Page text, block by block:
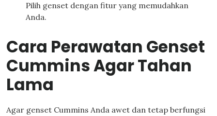
Pilih genset dengan fitur yang memudahkan
Anda.
Cara Perawatan Genset
Cummins Agar Tahan
Lama
Agar genset Cummins Anda awet dan tetap berfungsi